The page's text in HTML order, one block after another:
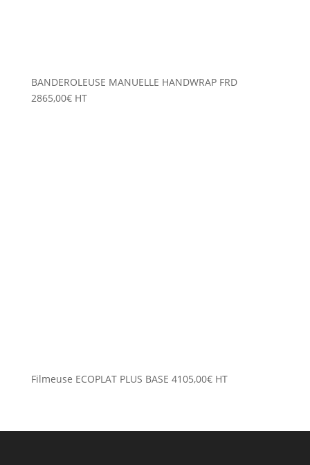
BANDEROLEUSE MANUELLE HANDWRAP FRD
2865,00€ HT
Filmeuse ECOPLAT PLUS BASE 4105,00€ HT